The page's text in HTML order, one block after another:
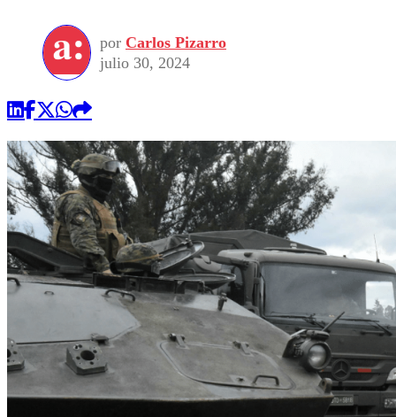
por Carlos Pizarro
julio 30, 2024